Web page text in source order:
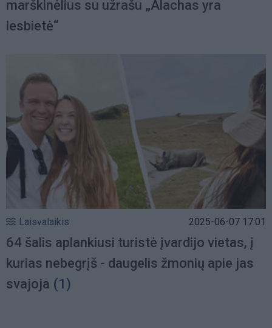
marškinėlius su užrašu „Alachas yra
lesbietė“
Laisvalaikis 2025-06-07 17:01
64 šalis aplankiusi turistė įvardijo vietas, į
kurias nebegrįš - daugelis žmonių apie jas
svajoja (1)